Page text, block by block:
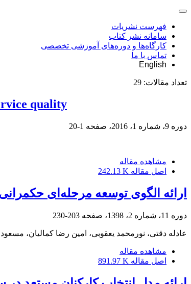
فهرست نشریات
سامانه نشر کتاب
کارگاه‌ها و دوره‌های آموزشی تخصصی
تماس با ما
English
تعداد مقالات: 29
quality
دوره 9، شماره 1، 2016، صفحه 1-20
مشاهده مقاله
اصل مقاله 242.13 K
ارائه الگوی توسعه‌ مرحله‌‌ای
دوره 11، شماره 2، 1398، صفحه 203-230
عادله دقتی، نورمحمد یعقوبی، امین رضا کمالیان،
مشاهده مقاله
اصل مقاله 891.97 K